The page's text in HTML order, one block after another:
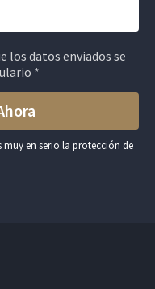
los datos enviados se
*
en serio la protección de